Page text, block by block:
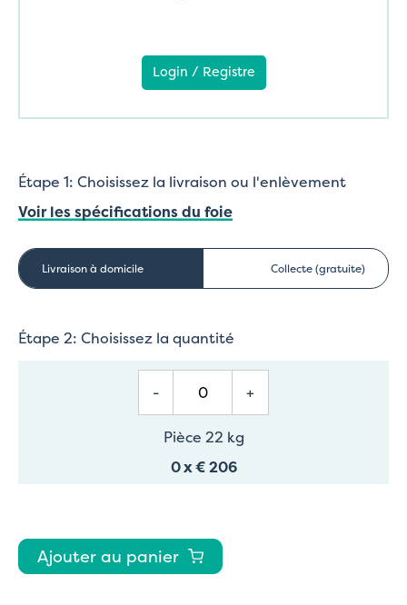
Login / Registre
Étape 1: Choisissez la livraison ou l'enlèvement
Voir les spécifications du foie
Livraison à domicile Collecte (gratuite)
Étape 2: Choisissez la quantité
- +
Pièce 22 kg
0x€ 206
Ajouter au panier